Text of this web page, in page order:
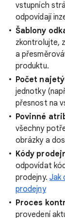
vstupních
odpovídají
Šablony
zkontrolujte,
a
produktu.
Počet
jednotky
přesnost na
Povinné
všechny
obrázky a
Kódy
odpovídat
prodejny. Jak
prodejny
Proces
provedení